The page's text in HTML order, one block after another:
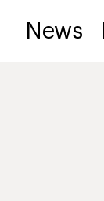
News